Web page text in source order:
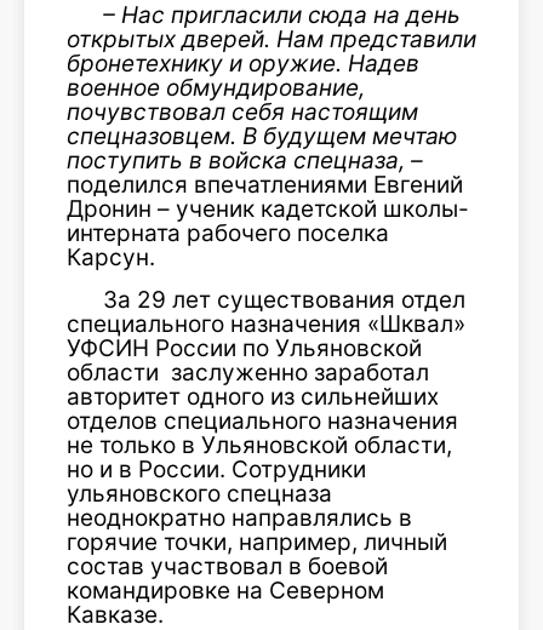
– Нас пригласили сюда на день
открытых дверей. Нам представили
бронетехнику и оружие. Надев
военное обмундирование,
почувствовал себя настоящим
спецназовцем. В будущем мечтаю
поступить в войска спецназа, –
поделился впечатлениями Евгений
Дронин – ученик кадетской школы-
интерната рабочего поселка
Карсун.
За 29 лет существования отдел
специального назначения «Шквал»
УФСИН России по Ульяновской
области заслуженно заработал
авторитет одного из сильнейших
отделов специального назначения
не только в Ульяновской области,
но и в России. Сотрудники
ульяновского спецназа
неоднократно направлялись в
горячие точки, например, личный
состав участвовал в боевой
командировке на Северном
Кавказе.